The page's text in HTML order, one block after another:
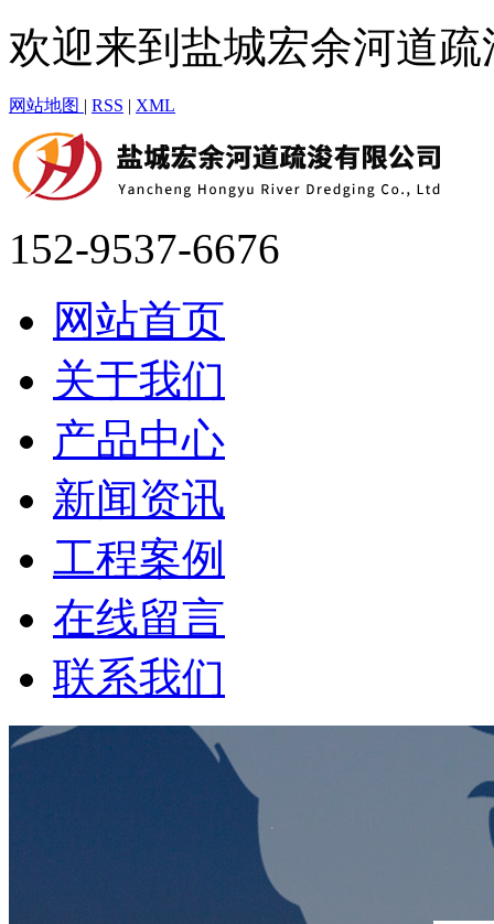
欢迎来到盐城宏余河道
网站地图 | RSS | XML
152-9537-6676
网站首页
关于我们
产品中心
新闻资讯
工程案例
在线留言
联系我们